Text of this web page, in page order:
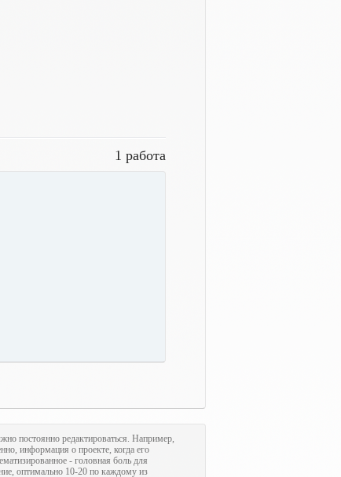
1 работа
постоянно редактироваться. Например,
информация о проекте, когда его
- головная боль для
оптимально 10-20 по каждому из